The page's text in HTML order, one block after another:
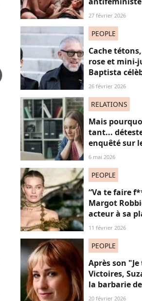
réseaux
27 février 2026
PEOPLE
Cache
rose et mini-
Baptista
carnaval de
de 30 ans son
26 février 2026
RELATIONS
Mais
tant...
enquêté sur
du "hate
6 mai 2026
PEOPLE
“Va te faire
Margot
acteur à sa
qu’il lui a
11 février 2026
PEOPLE
Après son
Victoires,
la barbarie
avec cette
20 février 2026